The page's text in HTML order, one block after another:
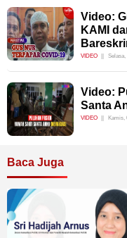
Video:
KAMI
VIDEO Selasa,
Video:
Santa
VIDEO Kamis,
Baca Juga